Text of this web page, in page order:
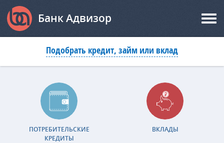
Банк Адвизор
Подобрать кредит, займ или вклад
ПОТРЕБИТЕЛЬСКИЕ
КРЕДИТЫ
ВКЛАДЫ